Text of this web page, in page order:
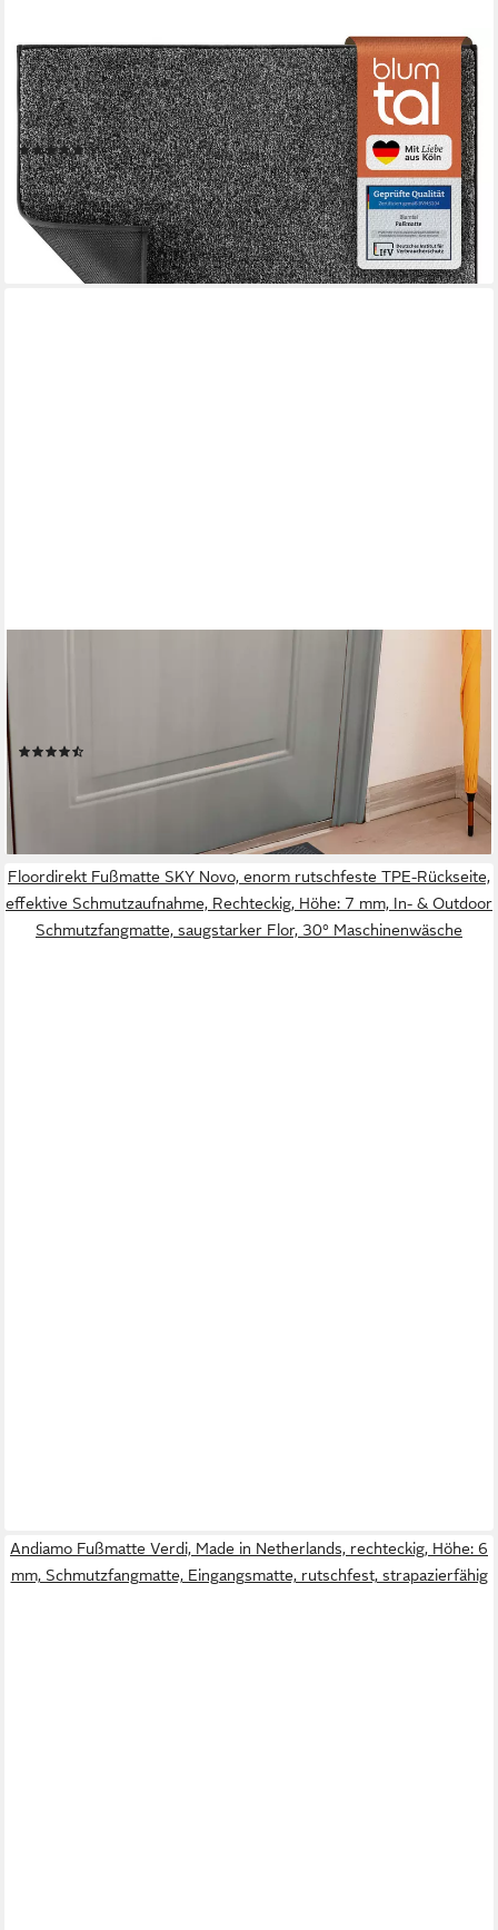
BLUMTAL
Fußmatte Fußmatte außen & innen mit wasserdichter TPR-
Rückseite, Mikrofaser Schmutzfangmatte- rutschfeste
Fussmatte innen
(26)
ab 24,99 € UVP29,99 €
-17%
lieferbar - in 2-3 Werktagen bei dir
Fußmatte Tarron, Schmutzfangmatte Indoor, für Hausflur und
Eingangsbereiche, rechteckig, Höhe: 5 mm, Eingangsmatte,
lieferbar - in 2-3 Werktagen bei dir
Floordirekt Fußmatte SKY Novo, enorm rutschfeste TPE-Rückseite,
effektive Schmutzaufnahme, Rechteckig, Höhe: 7 mm, In- & Outdoor
Schmutzfangmatte, saugstarker Flor, 30° Maschinenwäsche
Andiamo Fußmatte Verdi, Made in Netherlands, rechteckig, Höhe: 6
mm, Schmutzfangmatte, Eingangsmatte, rutschfest, strapazierfähig